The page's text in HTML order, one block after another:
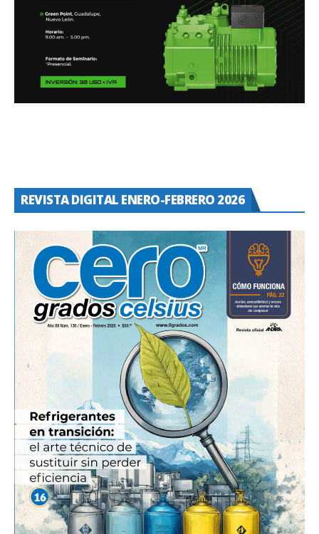
REVISTA DIGITAL ENERO-FEBRERO 2026